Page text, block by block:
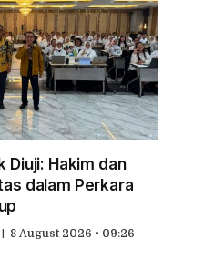
Diuji: Hakim dan
dalam Perkara
8 August 2026 • 09:26